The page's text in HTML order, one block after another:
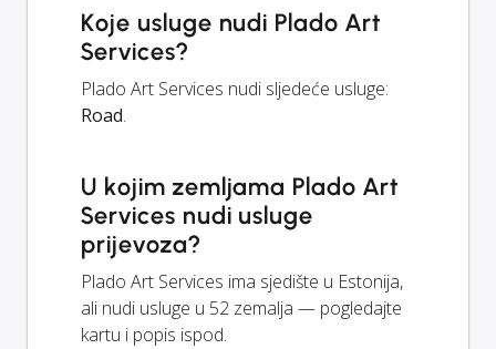
Koje usluge nudi Plado Art
Services?
Plado Art Services nudi sljedeće usluge:
Road.
U kojim zemljama Plado Art
Services nudi usluge
prijevoza?
Plado Art Services ima sjedište u Estonija,
ali nudi usluge u 52 zemalja — pogledajte
kartu i popis ispod.